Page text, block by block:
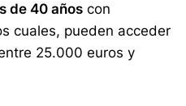
de 40 años con
cuales, pueden acceder
25.000 euros y